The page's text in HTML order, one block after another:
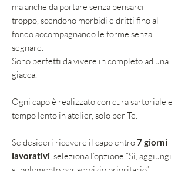
ma anche da portare senza pensarci
troppo, scendono morbidi e dritti fino al
fondo accompagnando le forme senza
segnare.
Sono perfetti da vivere in completo ad una
giacca.
Ogni capo è realizzato con cura sartoriale e
tempo lento in atelier, solo per Te.
Se desideri ricevere il capo entro7 giorni
lavorativi , seleziona l’opzione “Sì, aggiungi